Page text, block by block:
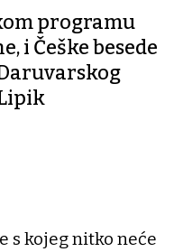
programu
i Češke besede
s kojeg nitko neće